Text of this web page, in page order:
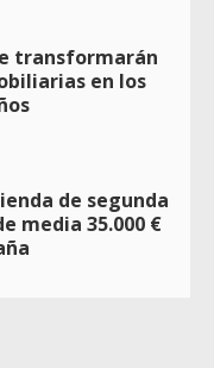
transformarán
en los
de segunda
media 35.000 €